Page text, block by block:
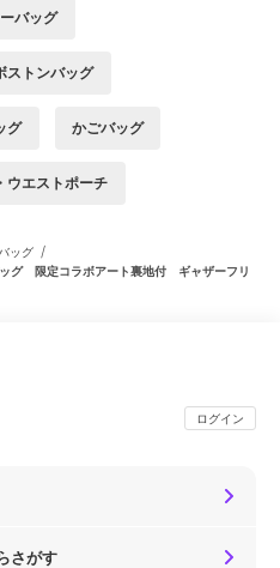
バッグ
ストンバッグ
グ かごバッグ
ウエストポーチ
ッグ /
グ 限定コラボアート裏地付 ギャザーフリ
ログイン
さがす